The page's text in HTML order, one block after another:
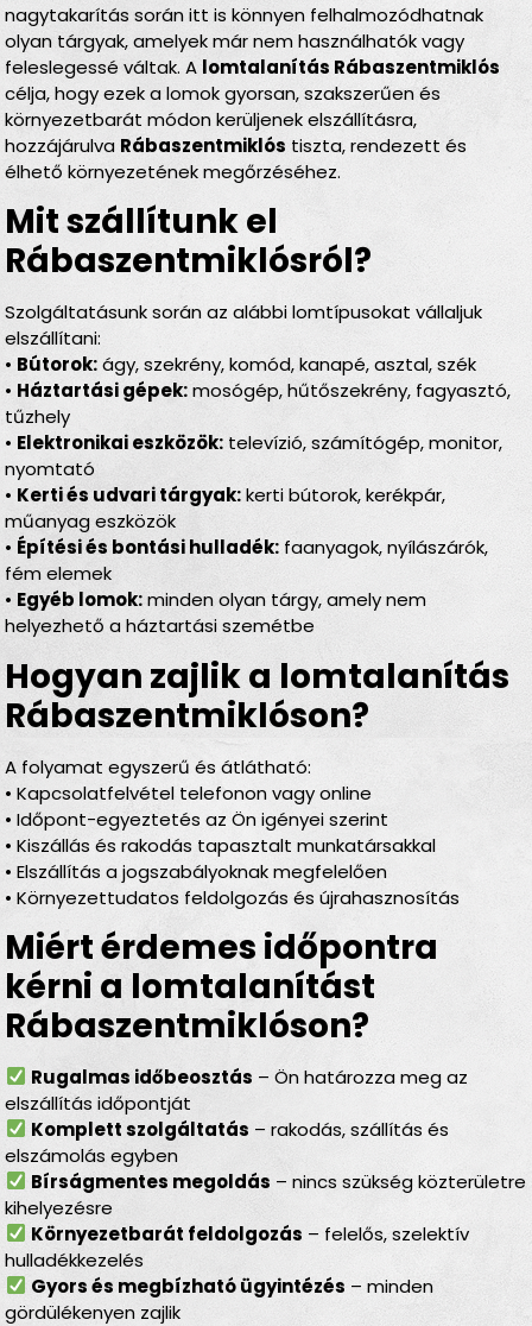
nagytakarítás során itt is könnyen felhalmozódhatnak
olyan tárgyak, amelyek már nem használhatók vagy
feleslegessé váltak. A lomtalanítás Rábaszentmiklós
célja, hogy ezek a lomok gyorsan, szakszerűen és
környezetbarát módon kerüljenek elszállításra,
hozzájárulva Rábaszentmiklós tiszta, rendezett és
élhető környezetének megőrzéséhez.
Mit szállítunk el
Rábaszentmiklósról?
Szolgáltatásunk során az alábbi lomtípusokat vállaljuk
elszállítani:
• Bútorok:ágy, szekrény, komód, kanapé, asztal, szék
• Háztartási gépek:mosógép, hűtőszekrény, fagyasztó,
tűzhely
• Elektronikai eszközök: televízió, számítógép, monitor,
nyomtató
• Kerti és udvari tárgyak:kerti bútorok, kerékpár,
műanyag eszközök
• Építési és bontási hulladék: faanyagok, nyílászárók,
fém elemek
• Egyéb lomok:minden olyan tárgy, amely nem
helyezhető a háztartási szemétbe
Hogyan zajlik a lomtalanítás
Rábaszentmiklóson?
A folyamat egyszerű és átlátható:
• Kapcsolatfelvétel telefonon vagy online
• Időpont-egyeztetés az Ön igényei szerint
• Kiszállás és rakodás tapasztalt munkatársakkal
• Elszállítás a jogszabályoknak megfelelően
• Környezettudatos feldolgozás és újrahasznosítás
Miért érdemes időpontra
kérni a lomtalanítást
Rábaszentmiklóson?
Rugalmas időbeosztás – Ön határozza meg az
elszállítás időpontját
Komplett szolgáltatás – rakodás, szállítás és
elszámolás egyben
Bírságmentes megoldás – nincs szükség közterületre
kihelyezésre
Környezetbarát feldolgozás – felelős, szelektív
hulladékkezelés
Gyors és megbízható ügyintézés – minden
gördülékenyen zajlik